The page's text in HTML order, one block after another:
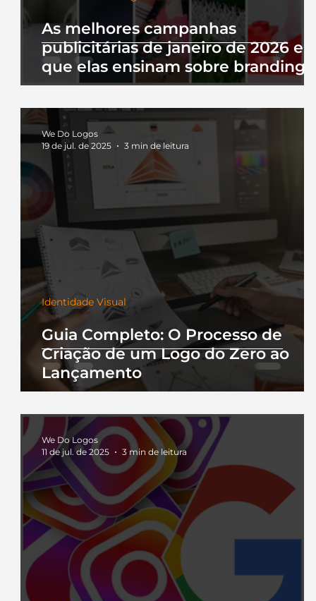
As melhores campanhas
publicitárias de janeiro de 2026 e
que elas ensinam sobre branding
Guia Completo: O Processo de
Criação de um Logo do Zero ao
Lançamento
Identidade Visual
We Do Logos
19 de jul. de 2025
3 min de leitura
We Do Logos
11 de jul. de 2025
3 min de leitura